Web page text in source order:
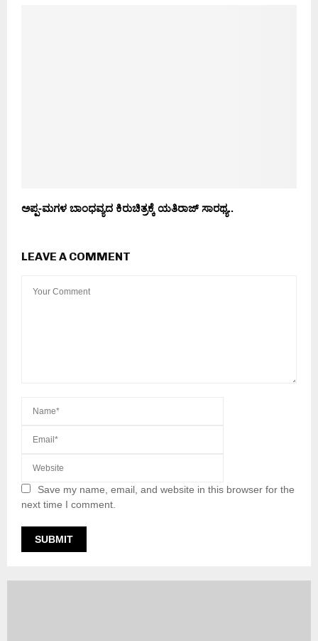
ಅಪ್ಪ-ಮಗಳ ಬಾಂಧವ್ಯದ ಕಿರುಚಿತ್ರಕ್ಕೆ ಯತಿರಾಜ್ ಸಾರಥ್ಯ..
LEAVE A COMMENT
Save my name, email, and website in this browser for the
next time I comment.